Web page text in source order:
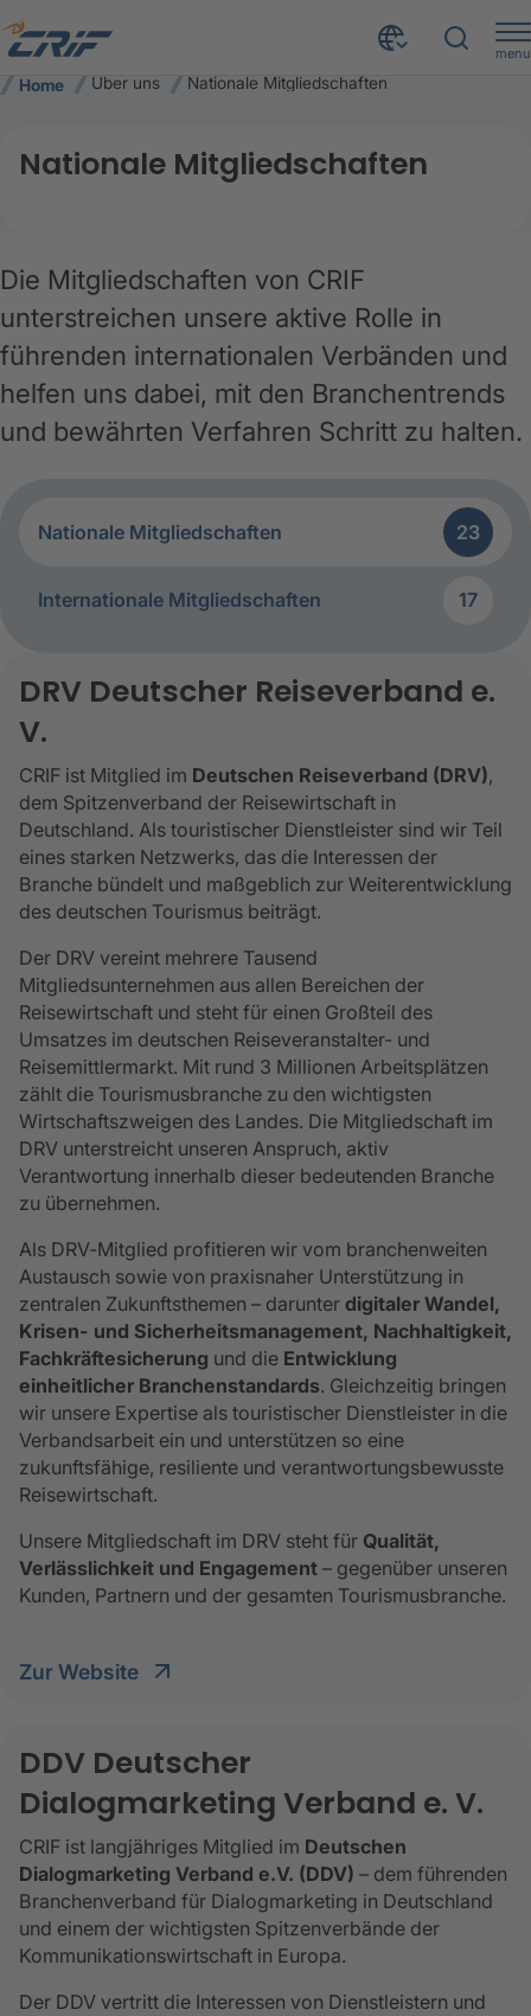
menu
Home Über uns Nationale Mitgliedschaften
Nationale Mitgliedschaften
Die Mitgliedschaften von CRIF
unterstreichen unsere aktive Rolle in
führenden internationalen Verbänden und
helfen uns dabei, mit den Branchentrends
und bewährten Verfahren Schritt zu halten.
Nationale Mitgliedschaften 23
Internationale Mitgliedschaften 17
Nationale Mitgliedschaften
DRV Deut­scher Rei­se­ver­band e.
V.
CRIF ist Mitglied im Deutschen Reiseverband (DRV),
dem Spitzenverband der Reisewirtschaft in
Deutschland. Als touristischer Dienstleister sind wir Teil
eines starken Netzwerks, das die Interessen der
Branche bündelt und maßgeblich zur Weiterentwicklung
des deutschen Tourismus beiträgt.
Der DRV vereint mehrere Tausend
Mitgliedsunternehmen aus allen Bereichen der
Reisewirtschaft und steht für einen Großteil des
Umsatzes im deutschen Reiseveranstalter- und
Reisemittlermarkt. Mit rund 3 Millionen Arbeitsplätzen
zählt die Tourismusbranche zu den wichtigsten
Wirtschaftszweigen des Landes. Die Mitgliedschaft im
DRV unterstreicht unseren Anspruch, aktiv
Verantwortung innerhalb dieser bedeutenden Branche
zu übernehmen.
Als DRV‑Mitglied profitieren wir vom branchenweiten
Austausch sowie von praxisnaher Unterstützung in
zentralen Zukunftsthemen – darunter digitaler Wandel,
Krisen- und Sicherheitsmanagement, Nachhaltigkeit,
Fachkräftesicherung und die Entwicklung
einheitlicher Branchenstandards. Gleichzeitig bringen
wir unsere Expertise als touristischer Dienstleister in die
Verbandsarbeit ein und unterstützen so eine
zukunftsfähige, resiliente und verantwortungsbewusste
Reisewirtschaft.
Unsere Mitgliedschaft im DRV steht für Qualität,
Verlässlichkeit und Engagement – gegenüber unseren
Kunden, Partnern und der gesamten Tourismusbranche.
Zur Website
DDV Deutscher
Dialogmarketing Verband e. V.
CRIF ist langjähriges Mitglied im Deutschen
Dialogmarketing Verband e.V. (DDV) – dem führenden
Branchenverband für Dialogmarketing in Deutschland
und einem der wichtigsten Spitzenverbände der
Kommunikationswirtschaft in Europa.
Der DDV vertritt die Interessen von Dienstleistern und